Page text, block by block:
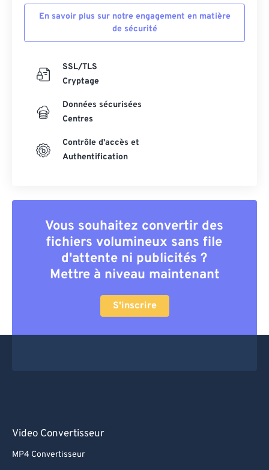
En savoir plus sur notre engagement en matière
de sécurité
SSL/TLS
Cryptage
Données sécurisées
Centres
Contrôle d'accès et
Authentification
Vous souhaitez convertir des
fichiers volumineux sans file
d'attente ni publicités ?
Mettre à niveau maintenant
S'inscrire
Video Convertisseur
MP4 Convertisseur